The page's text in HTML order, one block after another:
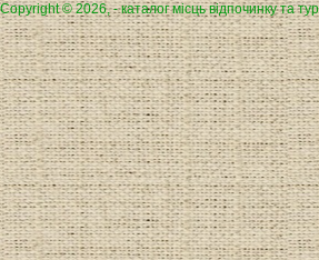
Copyright © 2026, - каталог місць відпочинку та